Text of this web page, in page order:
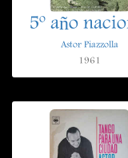
5º año
Astor Piazzolla
1961